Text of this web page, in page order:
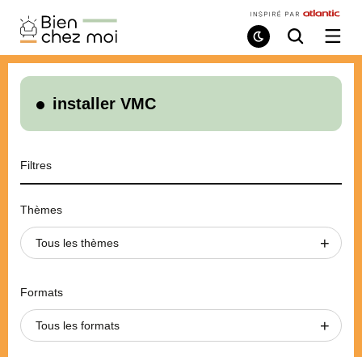
Bien
Chez
Moi
Mode
de
Recherche
/
le
installer VMC
Filtres
Thèmes
Tous les thèmes
Formats
Tous les formats